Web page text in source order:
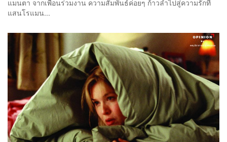
แมนตา จากเพื่อนร่วมงาน ความสัมพันธ์ค่อยๆ ก้าวล้ำไปสู่ความรักที่
แสนโรแมน...